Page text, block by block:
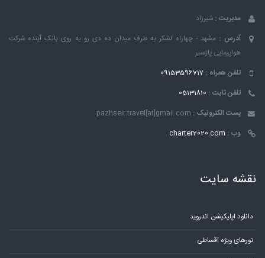
مدیریت : شیرزاد
آدرس : مشهد - چهاراه لشکر به طرف میدان ده دی رو به روی بانک ٱینده شرکت
هواپیمایی پاژسیر
تلفن همراه : 09153596717
تلفن ثابت : 05131810
پست الکترونیک : pazhseir.travel[at]gmail.com
وب : charter2020.com
نقشه سایت
دانلود اپلیکیشن اندروید
تورهای ویژه اقساطی